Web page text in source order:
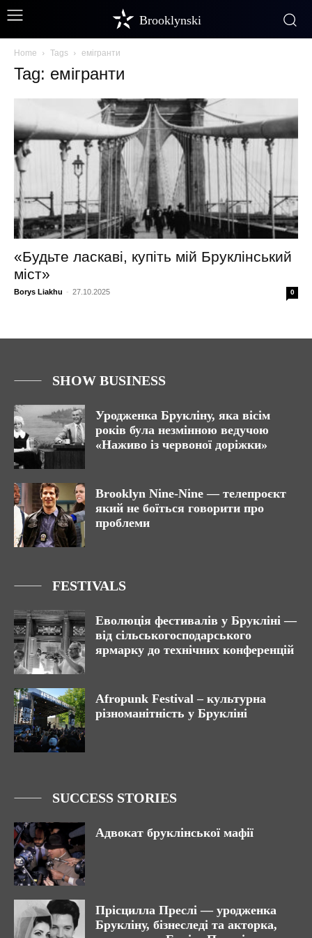
Brooklynski
Home Tags емігранти
Tag: емігранти
«Будьте ласкаві, купіть мій Бруклінський
міст»
Borys Liakhu - 27.10.2025 0
SHOW BUSINESS
Уродженка Брукліну, яка вісім
років була незмінною ведучою
«Наживо із червоної доріжки»
Brooklyn Nine-Nine — телепроєкт
який не боїться говорити про
проблеми
FESTIVALS
Еволюція фестивалів у Брукліні —
від сільськогосподарського
ярмарку до технічних конференцій
Afropunk Festival – культурна
різноманітність у Брукліні
SUCCESS STORIES
Адвокат бруклінської мафії
Прісцилла Преслі — уродженка
Брукліну, бізнеследі та акторка,